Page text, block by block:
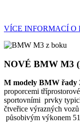
VÍCE INFORMACÍ O
NOVÉ BMW M3
M modely BMW řady
proporcemi
sportovními prvky
čtveřice výrazných
působivým výkonem